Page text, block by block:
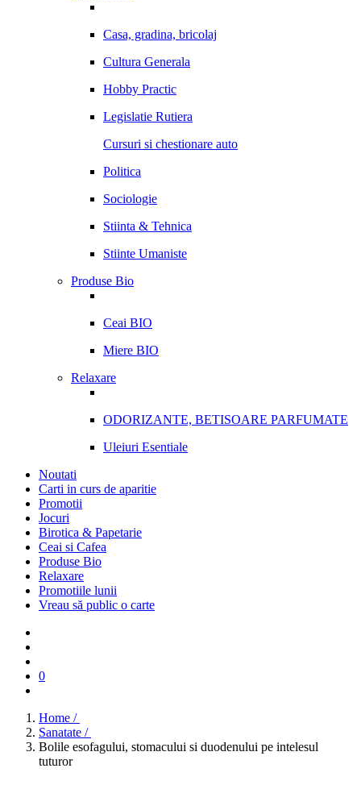
Casa, gradina, bricolaj
Cultura Generala
Hobby Practic
Legislatie Rutiera
Cursuri si chestionare auto
Politica
Sociologie
Stiinta & Tehnica
Stiinte Umaniste
Produse Bio
Ceai BIO
Miere BIO
Relaxare
ODORIZANTE, BETISOARE PARFUMATE
Uleiuri Esentiale
Noutati
Carti in curs de aparitie
Promotii
Jocuri
Birotica & Papetarie
Ceai si Cafea
Produse Bio
Relaxare
Promotiile lunii
Vreau să public o carte
0
Home /
Sanatate /
Bolile esofagului, stomacului si duodenului pe intelesul
tuturor